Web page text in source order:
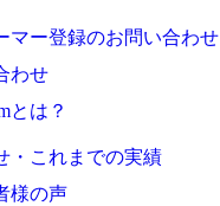
マー登録のお問い合わせ
わせ
とは？
・これまでの実績
様の声